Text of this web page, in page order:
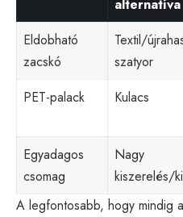
alternatíva
Eldobható
zacskó
Textil/
szatyor
PET-palack
Kulacs
Egyadagos
csomag
Nagy
kiszerelés/
A legfontosabb, hogy mindig